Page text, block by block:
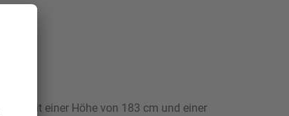
Mit einer Höhe von 183 cm und einer